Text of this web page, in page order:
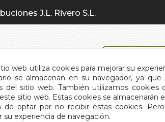
web utiliza cookies para mejorar su
se almacenan en su navegador, ya
del sitio web. También utilizamos
sitio web. Estas cookies se
de optar por no recibir estas cookies.
su experiencia de navegación.
J.L. Rivero S.L.
INICIO